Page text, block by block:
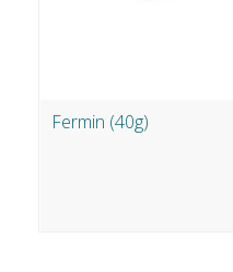
Fermin (40g)